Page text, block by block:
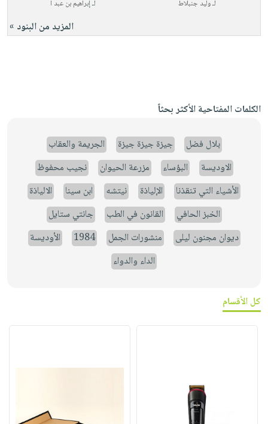
لـوليد جنبلاط لـإبراهيم بن عبد ا
المزيد من البنود »
الكلمات المفتاحية الأكثر بحثاً
بلال فضل جيزة جيزة جيزة
الجريمة والعقاب
الاوديسة
البؤساء مزرعة الحيوان
نجيب محفوظ
الأشياء التي تنقذنا
الإلياذة نيتشه ابن سينا
الالياذة
الخبز الحافي
القانون في الطب
جانتي ستايل
ديوان مجنون ليلى
منشورات الجمل 1984
الأوديسة
الداء والدواء
كل الأقسام